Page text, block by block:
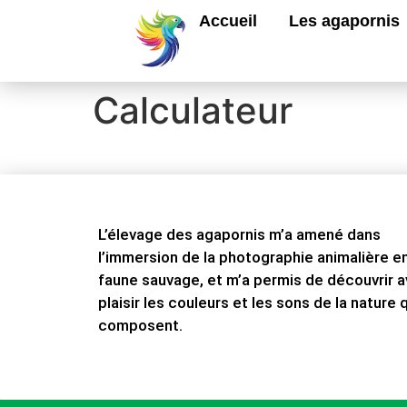
Accueil Les agapornis
Calculateur
L’élevage des agapornis m’a amené dans
l’immersion de la photographie animalière
faune sauvage, et m’a permis de découvrir
plaisir les couleurs et les sons de la nature
composent.